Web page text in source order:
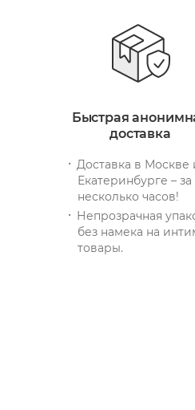
Быстрая
доставка
Доставка в Москве
Екатеринбурге – за
несколько часов!
Непрозрачная
без намека на
товары.